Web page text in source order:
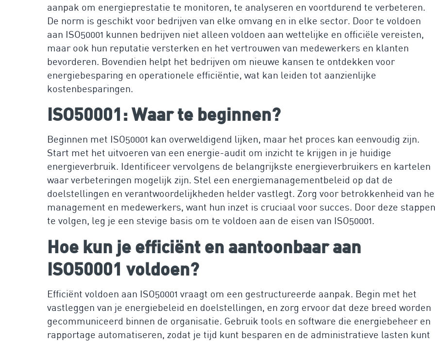
aanpak om energieprestatie te monitoren, te analyseren en voortdurend te verbeteren.
De norm is geschikt voor bedrijven van elke omvang en in elke sector. Door te voldoen
aan ISO50001 kunnen bedrijven niet alleen voldoen aan wettelijke en officiële vereisten,
maar ook hun reputatie versterken en het vertrouwen van medewerkers en klanten
bevorderen. Bovendien helpt het bedrijven om nieuwe kansen te ontdekken voor
energiebesparing en operationele efficiëntie, wat kan leiden tot aanzienlijke
kostenbesparingen.
ISO50001: Waar te beginnen?
Beginnen met ISO50001 kan overweldigend lijken, maar het proces kan eenvoudig zijn.
Start met het uitvoeren van een energie-audit om inzicht te krijgen in je huidige
energieverbruik. Identificeer vervolgens de belangrijkste energieverbruikers en kartelen
waar verbeteringen mogelijk zijn. Stel een energiemanagementbeleid op dat de
doelstellingen en verantwoordelijkheden helder vastlegt. Zorg voor betrokkenheid van
management en medewerkers, want hun inzet is cruciaal voor succes. Door deze stappen
te volgen, leg je een stevige basis om te voldoen aan de eisen van ISO50001.
Hoe kun je efficiënt en aantoonbaar aan
ISO50001 voldoen?
Efficiënt voldoen aan ISO50001 vraagt om een gestructureerde aanpak. Begin met het
vastleggen van je energiebeleid en doelstellingen, en zorg ervoor dat deze breed worden
gecommuniceerd binnen de organisatie. Gebruik tools en software die energiebeheer en
rapportage automatiseren, zodat je tijd kunt besparen en de administratieve lasten kunt